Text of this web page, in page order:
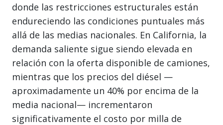
donde las restricciones estructurales están
endureciendo las condiciones puntuales más
allá de las medias nacionales. En California, la
demanda saliente sigue siendo elevada en
relación con la oferta disponible de camiones,
mientras que los precios del diésel —
aproximadamente un 40% por encima de la
media nacional— incrementaron
significativamente el costo por milla de